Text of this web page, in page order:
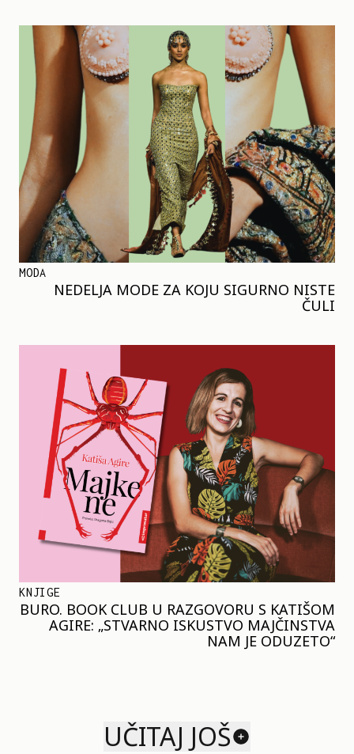
MODA
NEDELJA MODE ZA KOJU SIGURNO NISTE
ČULI
KNJIGE
BURO. BOOK CLUB U RAZGOVORU S KATIŠOM
AGIRE: „STVARNO ISKUSTVO MAJČINSTVA
NAM JE ODUZETO“
UČITAJ JOŠ